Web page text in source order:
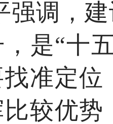
强调，
是“十
准定
较优